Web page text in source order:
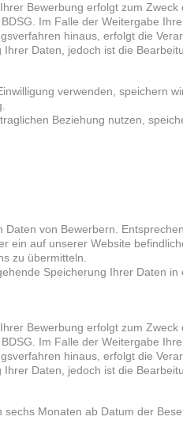
Bewerbung erfolgt zum
Im Falle der Weitergabe
hinaus, erfolgt die
Daten, jedoch ist die
verwenden, speichern
Beziehung nutzen,
von Bewerbern.
ein auf unserer Website
zu übermitteln.
Speicherung Ihrer Daten
Bewerbung erfolgt zum
Im Falle der Weitergabe
hinaus, erfolgt die
Daten, jedoch ist die
Monaten ab Datum der